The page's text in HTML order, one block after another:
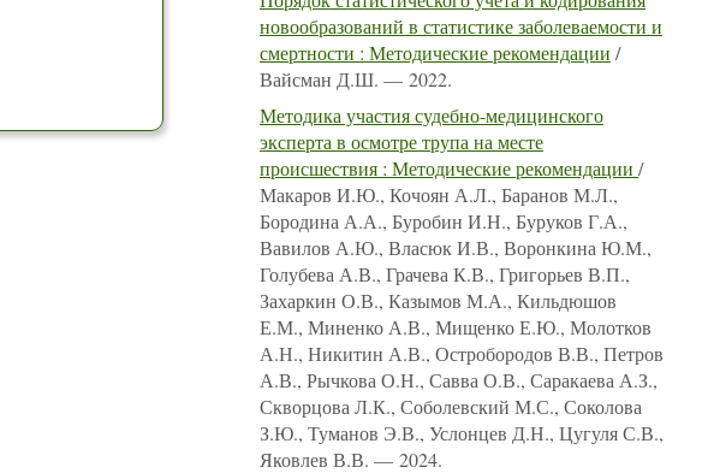
новообразований в статистике заболеваемости и
смертности : Методические рекомендации /
Вайсман Д.Ш. — 2022.
Методика участия судебно-медицинского
эксперта в осмотре трупа на месте
происшествия : Методические рекомендации /
Макаров И.Ю., Кочоян А.Л., Баранов М.Л.,
Бородина А.А., Буробин И.Н., Буруков Г.А.,
Вавилов А.Ю., Власюк И.В., Воронкина Ю.М.,
Голубева А.В., Грачева К.В., Григорьев В.П.,
Захаркин О.В., Казымов М.А., Кильдюшов
Е.М., Миненко А.В., Мищенко Е.Ю., Молотков
А.Н., Никитин А.В., Остробородов В.В., Петров
А.В., Рычкова О.Н., Савва О.В., Саракаева А.З.,
Скворцова Л.К., Соболевский М.С., Соколова
З.Ю., Туманов Э.В., Услонцев Д.Н., Цугуля С.В.,
Яковлев В.В. — 2024.